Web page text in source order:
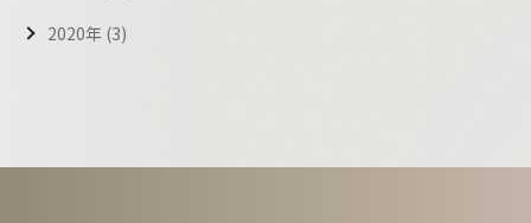
2020年 (3)